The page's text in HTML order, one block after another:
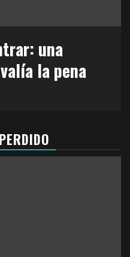
una
la pena